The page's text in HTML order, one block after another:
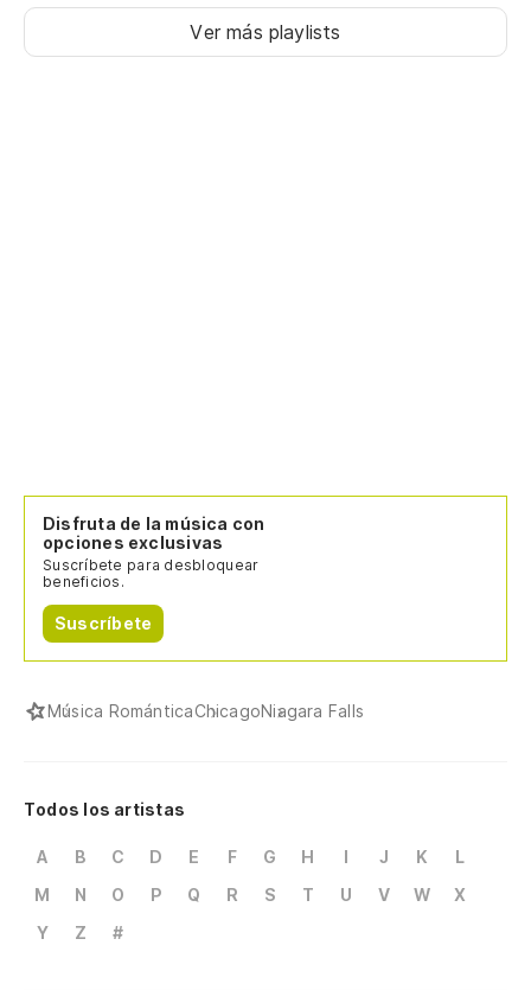
Ver más playlists
Disfruta de la música con
opciones exclusivas
Suscríbete para desbloquear
beneficios.
Suscríbete
Música RománticaChicagoNiagara Falls
Todos los artistas
A B C D E F G H I J K
L
M
N O P Q R S T U V W
X
Y
Z #